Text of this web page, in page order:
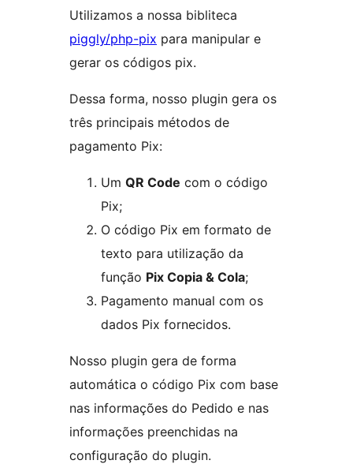
Utilizamos a nossa bibliteca
piggly/php-pix para manipular e
gerar os códigos pix.
Dessa forma, nosso plugin gera os
três principais métodos de
pagamento Pix:
Um QR Code com o código
Pix;
O código Pix em formato de
texto para utilização da
função Pix Copia & Cola;
Pagamento manual com os
dados Pix fornecidos.
Nosso plugin gera de forma
automática o código Pix com base
nas informações do Pedido e nas
informações preenchidas na
configuração do plugin.